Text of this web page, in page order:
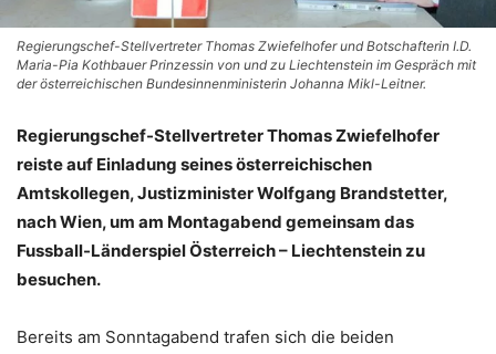
Regierungschef-Stellvertreter Thomas Zwiefelhofer und Botschafterin I.D.
Maria-Pia Kothbauer Prinzessin von und zu Liechtenstein im Gespräch mit
der österreichischen Bundesinnenministerin Johanna Mikl-Leitner.
Regierungschef-Stellvertreter Thomas Zwiefelhofer
reiste auf Einladung seines österreichischen
Amtskollegen, Justizminister Wolfgang Brandstetter,
nach Wien, um am Montagabend gemeinsam das
Fussball-Länderspiel Österreich – Liechtenstein zu
besuchen.
Bereits am Sonntagabend trafen sich die beiden